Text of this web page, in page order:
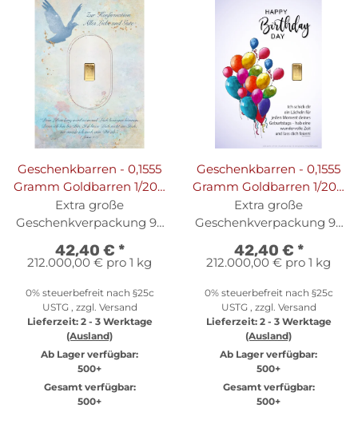
Geschenkbarren - 0,1555
Gramm Goldbarren 1/200
oz - Konfirmation Blau
Extra große
Geschenkverpackung 95
42,40 € *
212.000,00 € pro 1 kg
0% steuerbefreit nach §25c
USTG , zzgl. Versand
Lieferzeit: 2 - 3 Werktage
(Ausland)
Ab Lager verfügbar:
500+
Gesamt verfügbar:
500+
Geschenkbarren - 0,1555
Gramm Goldbarren 1/200
oz - Luftballons Blau
Extra große
Geschenkverpackung 95
42,40 € *
212.000,00 € pro 1 kg
0% steuerbefreit nach §25c
USTG , zzgl. Versand
Lieferzeit: 2 - 3 Werktage
(Ausland)
Ab Lager verfügbar:
500+
Gesamt verfügbar:
500+